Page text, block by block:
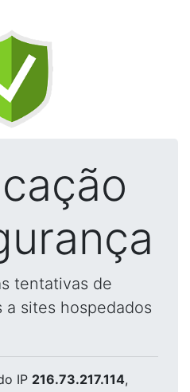
tentativas de
a sites hospedados
IP 216.73.217.114,